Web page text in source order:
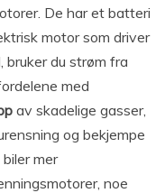
De har et batteri
motor som driver
bruker du strøm fra
med
av skadelige gasser,
og bekjempe
mer
noe